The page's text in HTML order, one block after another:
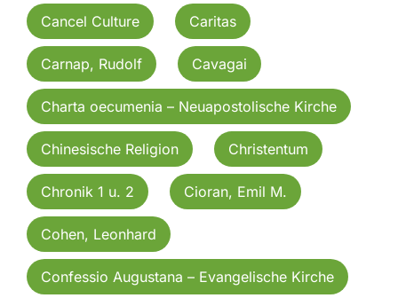
Cancel Culture Caritas
Carnap, Rudolf Cavagai
Charta oecumenia – Neuapostolische Kirche
Chinesische Religion Christentum
Chronik 1 u. 2 Cioran, Emil M.
Cohen, Leonhard
Confessio Augustana – Evangelische Kirche